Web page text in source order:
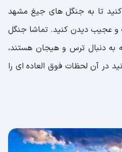
تا به جنگل های جیغ مشهد
و عجیب دیدن کنید. تماشا جنگل
به دنبال ترس و هیجان هستند،
در آن لحظات فوق العاده ای را